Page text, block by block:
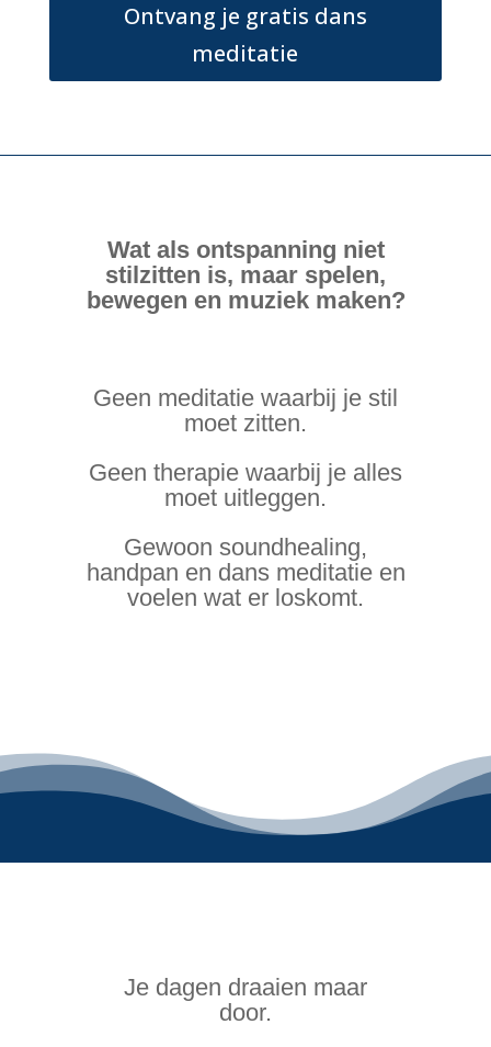
Ontvang je gratis dans
meditatie
Wat als ontspanning niet
stilzitten is, maar spelen,
bewegen en muziek maken?
Geen meditatie waarbij je stil
moet zitten.
Geen therapie waarbij je alles
moet uitleggen.
Gewoon soundhealing,
handpan en dans meditatie en
voelen wat er loskomt.
Je dagen draaien maar
door.